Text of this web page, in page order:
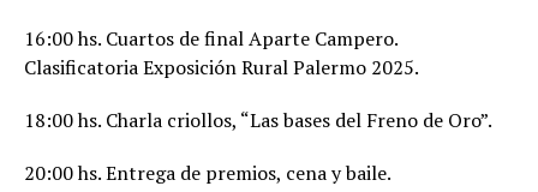
16:00 hs. Cuartos de final Aparte Campero.
Clasificatoria Exposición Rural Palermo 2025.
18:00 hs. Charla criollos, “Las bases del Freno de Oro”.
20:00 hs. Entrega de premios, cena y baile.